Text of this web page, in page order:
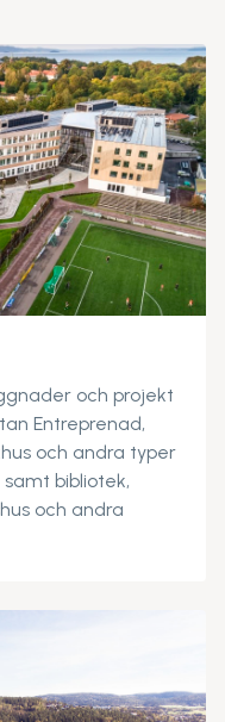
och projekt
Entreprenad,
och andra typer
bibliotek,
och andra